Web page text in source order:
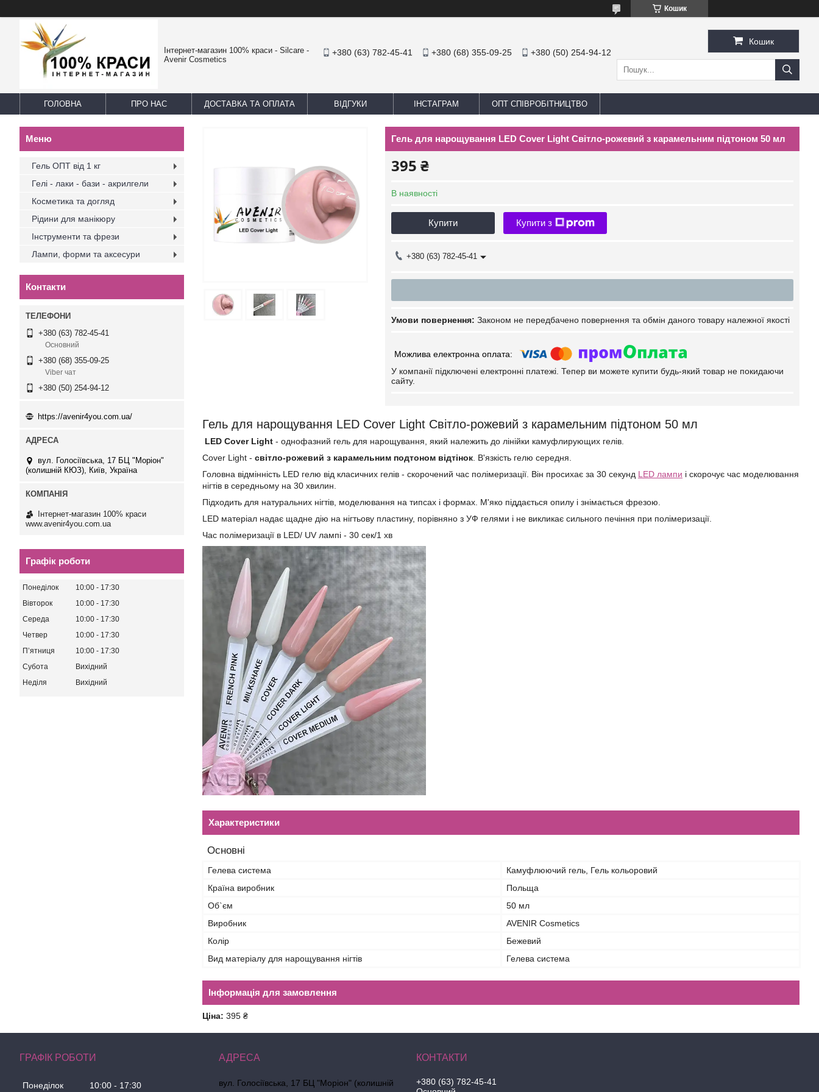
Кошик
Інтернет-магазин 100% краси - Silcare -
Avenir Cosmetics
+380 (63) 782-45-41 +380 (68) 355-09-25 +380 (50) 254-94-12
Кошик
ГОЛОВНА ПРО НАС ДОСТАВКА ТА ОПЛАТА ВІДГУКИ ІНСТАГРАМ ОПТ СПІВРОБІТНИЦТВО
Гель для нарощування LED Cover Light Світло-рожевий з карамельним підтоном 50 мл
395 ₴
В наявності
Купити Купити з
+380 (63) 782-45-41
Законом не передбачено повернення та обмін даного товару належної якості
У компанії підключені електронні платежі. Тепер ви можете купити будь-який товар не покидаючи
сайту.
Гель для нарощування LED Cover Light Світло-рожевий з карамельним підтоном 50 мл
LED Cover Light - однофазний гель для нарощування, який належить до лінійки камуфлирующих гелів.
Cover Light - світло-рожевий з карамельним подтоном відтінок . В'язкість гелю середня.
Головна відмінність LED гелю від класичних гелів - скорочений час полімеризації. Він просихає за 30 секунд LED лампи і скорочує час моделювання
нігтів в середньому на 30 хвилин.
Підходить для натуральних нігтів, моделювання на типсах і формах. М'яко піддається опилу і знімається фрезою.
LED матеріал надає щадне дію на нігтьову пластину, порівняно з УФ гелями і не викликає сильного печіння при полімеризації.
Час полімеризації в LED/ UV лампі - 30 сек/1 хв
Характеристики
Основні
Гелева система
Камуфлюючий гель, Гель кольоровий
Країна виробник
Польща
Об`єм
50 мл
Виробник
AVENIR Cosmetics
Колір
Бежевий
Вид матеріалу для нарощування нігтів
Гелева система
Інформація для замовлення
Ціна: 395 ₴
Гель ОПТ від 1 кг
Гелі - лаки - бази - акрилгели
Косметика та догляд
Рідини для манікюру
Інструменти та фрези
Лампи, форми та аксесури
Контакти
+380 (63) 782-45-41
Основний
+380 (68) 355-09-25
Viber чат
+380 (50) 254-94-12
https://avenir4you.com.ua/
вул. Голосіївська, 17 БЦ "Моріон"
(колишній КЮЗ), Київ, Україна
Інтернет-магазин 100% краси
www.avenir4you.com.ua
Графік роботи
Понеділок 10:00
17:30
Вівторок
10:00
17:30
Середа
10:00
17:30
Четвер
10:00
17:30
Пʼятниця
10:00
17:30
Субота
Вихідний
Неділя
Вихідний
ГРАФІК РОБОТИ
Понеділок 10:00 17:30
вул. Голосіївська, 17 БЦ "Моріон" (колишній
+380 (63) 782-45-41